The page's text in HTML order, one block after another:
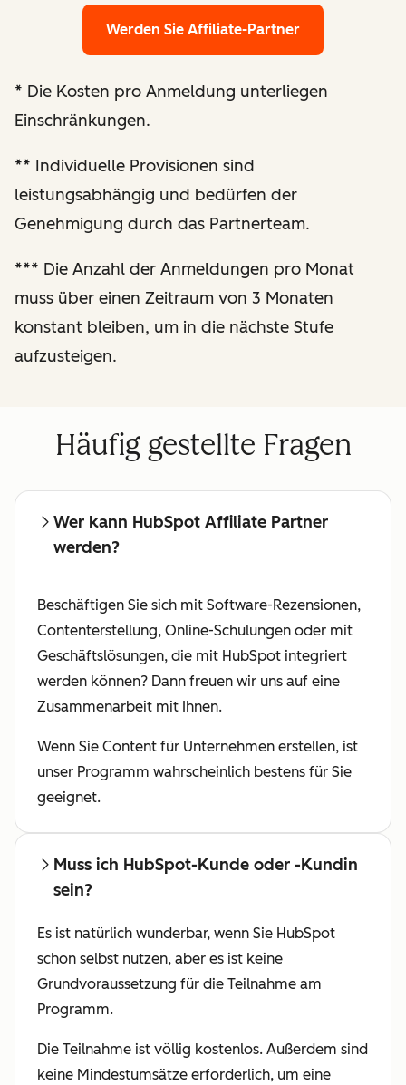
Maßgeschneiderte Prüfung
Optimierungsempfehlungen
Verbesserte
Berichterstattung zur
Regelmäßige
Besprechungen mit einem
dedizierten Affiliate-
Werden Sie Affiliate-Partner
* Die Kosten pro Anmeldung unterliegen
Einschränkungen.
** Individuelle Provisionen sind
leistungsabhängig und bedürfen der
Genehmigung durch das Partnerteam.
*** Die Anzahl der Anmeldungen pro Monat
muss über einen Zeitraum von 3 Monaten
konstant bleiben, um in die nächste Stufe
aufzusteigen.
Häufig gestellte Fragen
Wer kann HubSpot Affiliate Partner
werden?
Beschäftigen Sie sich mit Software-Rezensionen,
Contenterstellung, Online-Schulungen oder mit
Geschäftslösungen, die mit HubSpot integriert
werden können? Dann freuen wir uns auf eine
Zusammenarbeit mit Ihnen.
Wenn Sie Content für Unternehmen erstellen, ist
unser Programm wahrscheinlich bestens für Sie
geeignet.
Muss ich HubSpot-Kunde oder -Kundin
sein?
Es ist natürlich wunderbar, wenn Sie HubSpot
schon selbst nutzen, aber es ist keine
Grundvoraussetzung für die Teilnahme am
Programm.
Die Teilnahme ist völlig kostenlos. Außerdem sind
keine Mindestumsätze erforderlich, um eine